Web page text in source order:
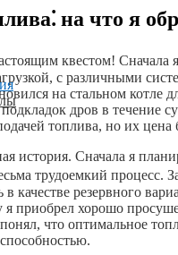
на что я
квестом!
с различными
на стальном котле
дров в течение
топлива, но их
история. Сначала я
трудоемкий
в качестве резервного
приобрел хорошо
что оптимальное